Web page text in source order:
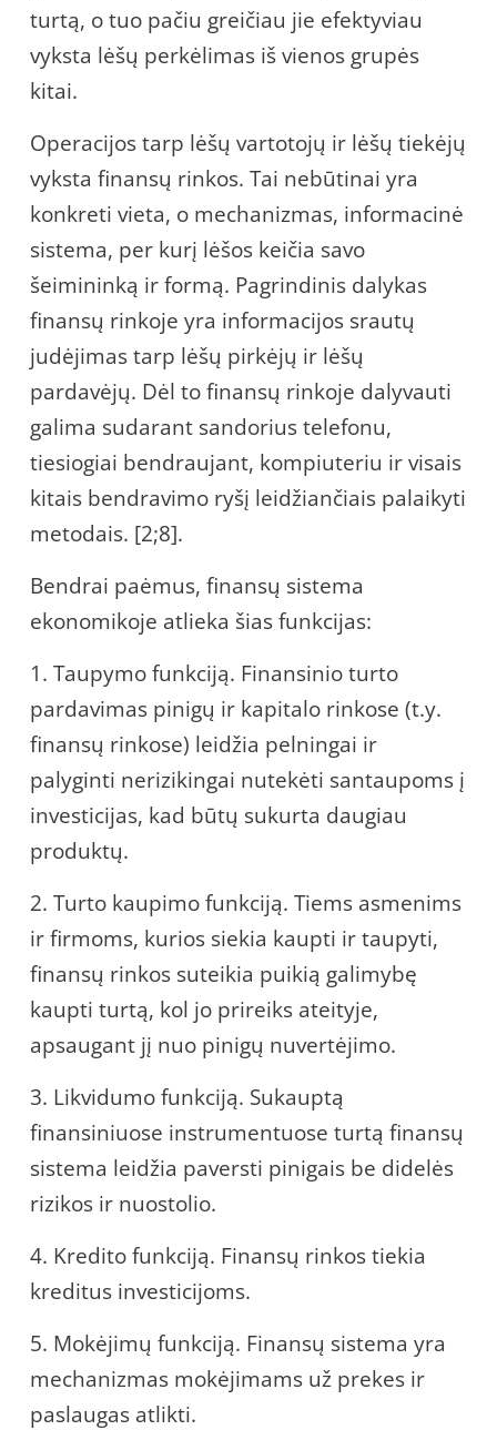
turtą, o tuo pačiu greičiau jie efektyviau
vyksta lėšų perkėlimas iš vienos grupės
kitai.
Operacijos tarp lėšų vartotojų ir lėšų tiekėjų
vyksta finansų rinkos. Tai nebūtinai yra
konkreti vieta, o mechanizmas, informacinė
sistema, per kurį lėšos keičia savo
šeimininką ir formą. Pagrindinis dalykas
finansų rinkoje yra informacijos srautų
judėjimas tarp lėšų pirkėjų ir lėšų
pardavėjų. Dėl to finansų rinkoje dalyvauti
galima sudarant sandorius telefonu,
tiesiogiai bendraujant, kompiuteriu ir visais
kitais bendravimo ryšį leidžiančiais palaikyti
metodais. [2;8].
Bendrai paėmus, finansų sistema
ekonomikoje atlieka šias funkcijas:
1. Taupymo funkciją. Finansinio turto
pardavimas pinigų ir kapitalo rinkose (t.y.
finansų rinkose) leidžia pelningai ir
palyginti nerizikingai nutekėti santaupoms į
investicijas, kad būtų sukurta daugiau
produktų.
2. Turto kaupimo funkciją. Tiems asmenims
ir firmoms, kurios siekia kaupti ir taupyti,
finansų rinkos suteikia puikią galimybę
kaupti turtą, kol jo prireiks ateityje,
apsaugant jį nuo pinigų nuvertėjimo.
3. Likvidumo funkciją. Sukauptą
finansiniuose instrumentuose turtą finansų
sistema leidžia paversti pinigais be didelės
rizikos ir nuostolio.
4. Kredito funkciją. Finansų rinkos tiekia
kreditus investicijoms.
5. Mokėjimų funkciją. Finansų sistema yra
mechanizmas mokėjimams už prekes ir
paslaugas atlikti.